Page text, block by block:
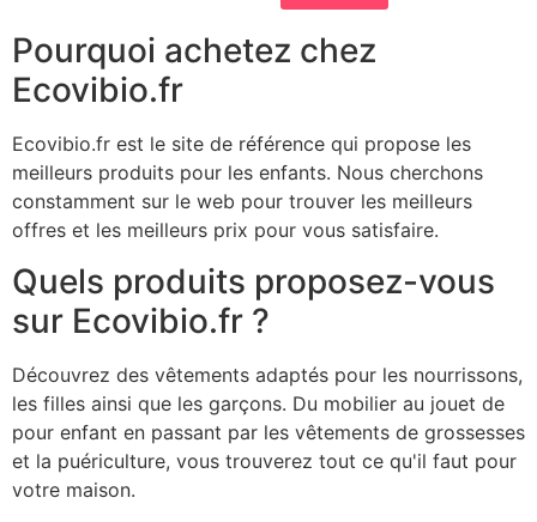
Pourquoi achetez chez
Ecovibio.fr
Ecovibio.fr est le site de référence qui propose les
meilleurs produits pour les enfants. Nous cherchons
constamment sur le web pour trouver les meilleurs
offres et les meilleurs prix pour vous satisfaire.
Quels produits proposez-vous
sur Ecovibio.fr ?
Découvrez des vêtements adaptés pour les nourrissons,
les filles ainsi que les garçons. Du mobilier au jouet de
pour enfant en passant par les vêtements de grossesses
et la puériculture, vous trouverez tout ce qu'il faut pour
votre maison.